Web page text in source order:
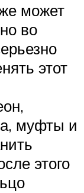
может
во
этот
муфты и
этого